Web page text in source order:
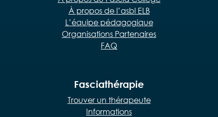
À propos de l’asbl ELB
L’équipe pédagogique
Organisations Partenaires
FAQ
Fasciathérapie
Trouver un thérapeute
Informations